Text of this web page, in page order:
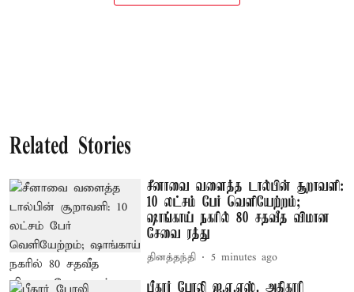
Related Stories
சீனாவை வளைத்த டால்பின் சூறாவளி:
10 லட்சம் பேர் வெளியேற்றம்;
ஷாங்காய் நகரில் 80 சதவீத விமான
சேவை ரத்து
தினத்தந்தி 5 minutes ago
பீகார் போலி ஐ.ஏ.எஸ். அதிகாரி